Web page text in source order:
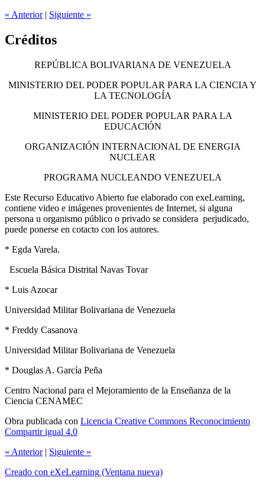
« Anterior | Siguiente »
Créditos
REPÚBLICA BOLIVARIANA DE VENEZUELA
MINISTERIO DEL PODER POPULAR PARA LA CIENCIA Y
LA TECNOLOGÍA
MINISTERIO DEL PODER POPULAR PARA LA
EDUCACIÓN
ORGANIZACIÓN INTERNACIONAL DE ENERGIA
NUCLEAR
PROGRAMA NUCLEANDO VENEZUELA
Este Recurso Educativo Abierto fue elaborado con exeLearning,
contiene video e imágenes provenientes de Internet, si alguna
persona u organismo público o privado se considera perjudicado,
puede ponerse en cotacto con los autores.
* Egda Varela.
Escuela Básica Distrital Navas Tovar
* Luis Azocar
Universidad Militar Bolivariana de Venezuela
* Freddy Casanova
Universidad Militar Bolivariana de Venezuela
* Douglas A. García Peña
Centro Nacional para el Mejoramiento de la Enseñanza de la
Ciencia CENAMEC
Obra publicada con Licencia Creative Commons Reconocimiento
Compartir igual 4.0
« Anterior | Siguiente »
Creado con eXeLearning (Ventana nueva)